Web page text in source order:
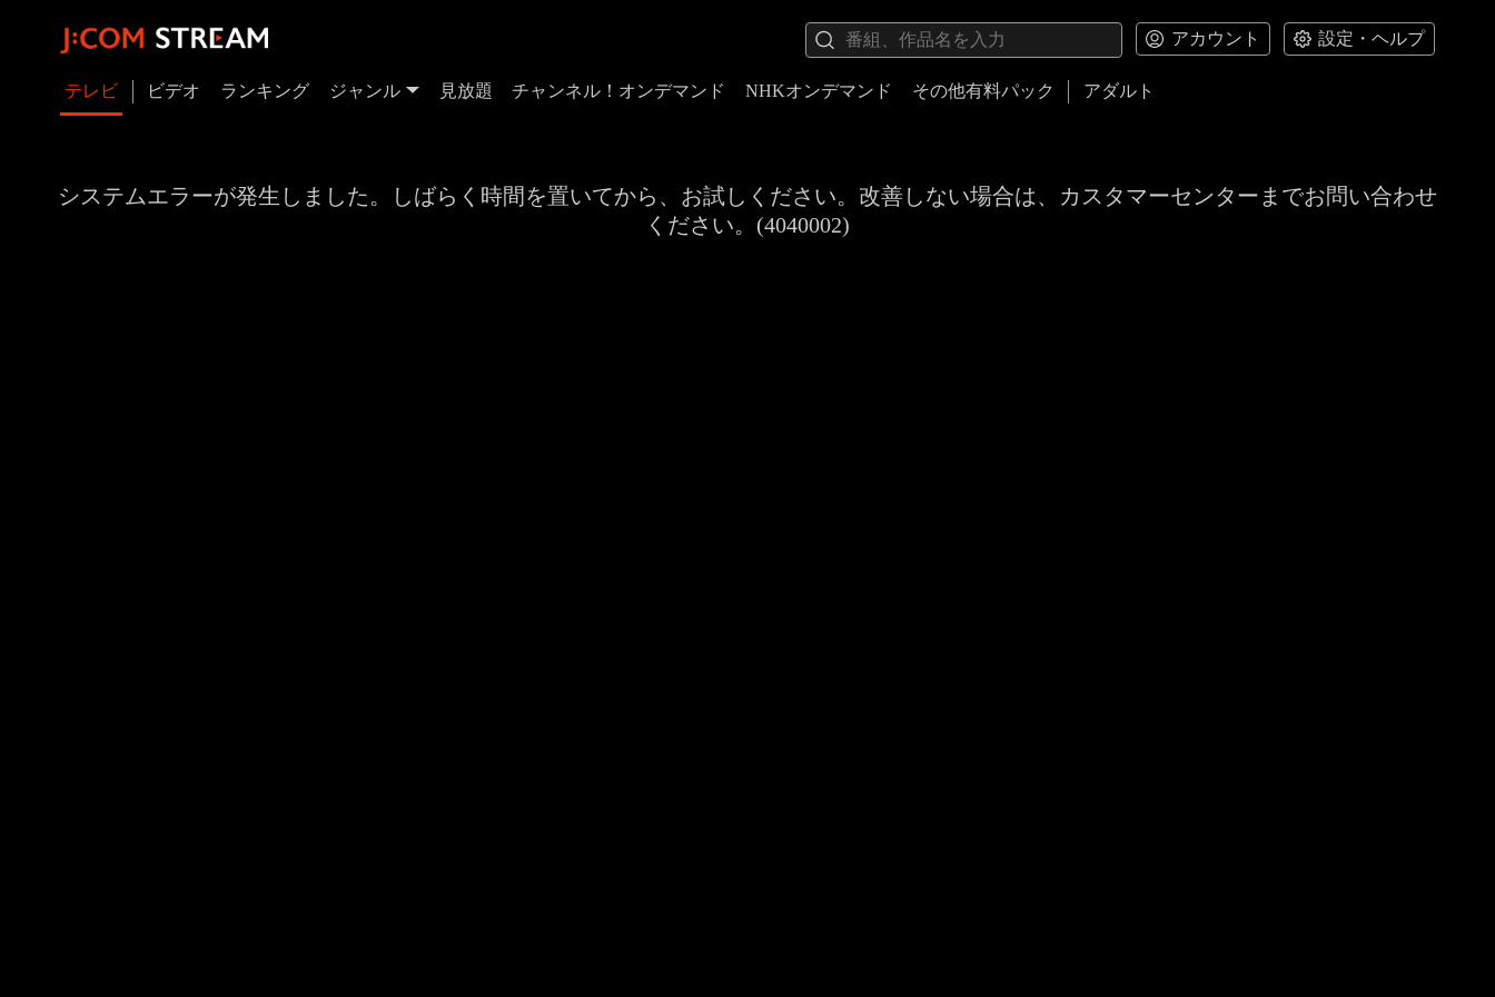
アカウント 設定・ヘルプ
テレビ ビデオ ランキング ジャンル 見放題 チャンネル！オンデマンド NHKオンデマンド その他有料パック アダルト
システムエラーが発生しました。しばらく時間を置いてから、お試しください。改善しない場合は、カスタマーセンターまでお問い合わせ
ください。(4040002)